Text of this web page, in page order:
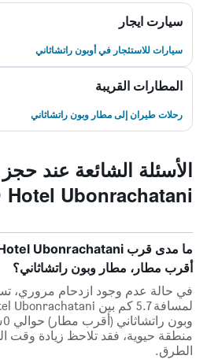
سيارت ايجار
سيارات للاستئجار في أوبون راتشاثاني
المطارات القريبة
رحلات طيران إلى مطار وبون راتشاثاني
Hotel Ubonrachatani
أقرب مطار، مطار وبون راتشاثاني؟
في حالة عدم وجود ازدحام مروري،
منطقة حيوية، فقد تلاحظ زيادة وقت
الطرق.